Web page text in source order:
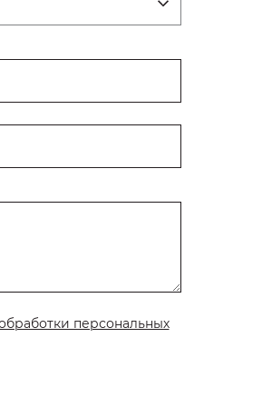
персональных